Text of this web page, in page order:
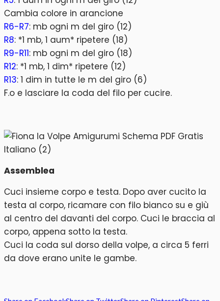
Cambia colore in arancione
R6-R7: mb ogni m del giro (12)
R8: *1 mb, 1 aum* ripetere (18)
R9-R11: mb ogni m del giro (18)
R12: *1 mb, 1 dim* ripetere (12)
R13: 1 dim in tutte le m del giro (6)
F.o e lasciare la coda del filo per cucire.
Assemblea
Cuci insieme corpo e testa. Dopo aver cucito la
testa al corpo, ricamare con filo bianco su e giù
al centro del davanti del corpo. Cuci le braccia al
corpo, appena sotto la testa.
Cuci la coda sul dorso della volpe, a circa 5 ferri
da dove erano unite le gambe.